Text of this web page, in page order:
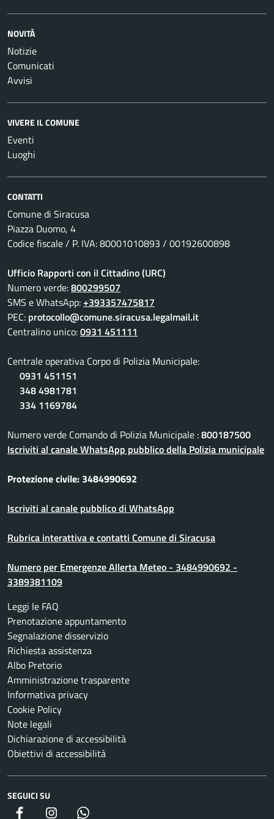
NOVITÀ
Notizie
Comunicati
Avvisi
VIVERE IL COMUNE
Eventi
Luoghi
CONTATTI
Comune di Siracusa
Piazza Duomo, 4
Codice fiscale / P. IVA: 80001010893 / 00192600898
Ufficio Rapporti con il Cittadino (URC)
Numero verde:800299507
SMS e WhatsApp:+393357475817
PEC: protocollo@comune.siracusa.legalmail.it
Centralino unico:0931 451111
Centrale operativa Corpo di Polizia Municipale:
0931 451151
348 4981781
334 1169784
Numero verde Comando di Polizia Municipale :800187500
Iscriviti al canale WhatsApp pubblico della Polizia municipale
Protezione civile: 3484990692
Iscriviti al canale pubblico di WhatsApp
Rubrica interattiva e contatti Comune di Siracusa
Numero per Emergenze Allerta Meteo - 3484990692 -
3389381109
Leggi le FAQ
Prenotazione appuntamento
Segnalazione disservizio
Richiesta assistenza
Albo Pretorio
Amministrazione trasparente
Informativa privacy
Cookie Policy
Note legali
Dichiarazione di accessibilità
Obiettivi di accessibilità
SEGUICI SU
Facebook Instagram